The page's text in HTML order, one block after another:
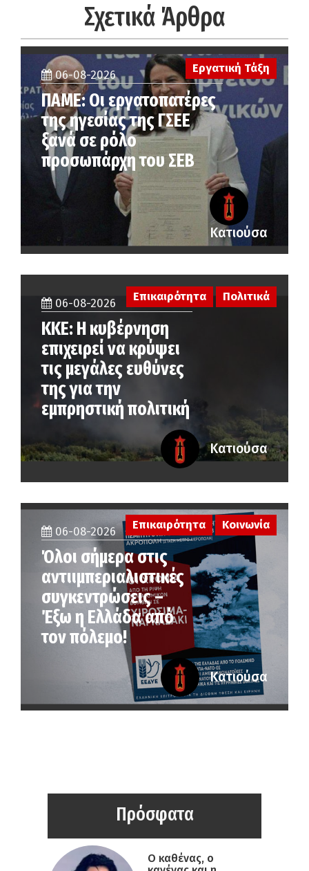
Σχετικά Άρθρα
Εργατική Τάξη
06-08-2026
ΠΑΜΕ: Οι εργατοπατέρες
της ηγεσίας της ΓΣΕΕ
ξανά σε ρόλο
προσωπάρχη του ΣΕΒ
Κατιούσα
06-08-2026
ΚΚΕ: Η κυβέρνηση
επιχειρεί να κρύψει
τις μεγάλες ευθύνες
της για την
εμπρηστική πολιτική
Επικαιρότητα Πολιτικά
Κατιούσα
06-08-2026
Όλοι σήμερα στις
αντιιμπεριαλιστικές
συγκεντρώσεις –
Έξω η Ελλάδα από
τον πόλεμο!
Επικαιρότητα Κοινωνία
Κατιούσα
Πρόσφατα
Ο καθένας, ο